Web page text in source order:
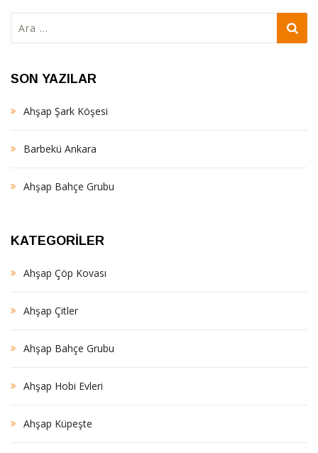
SON YAZILAR
Ahşap Şark Köşesi
Barbekü Ankara
Ahşap Bahçe Grubu
KATEGORILER
Ahşap Çöp Kovası
Ahşap Çitler
Ahşap Bahçe Grubu
Ahşap Hobi Evleri
Ahşap Küpeşte